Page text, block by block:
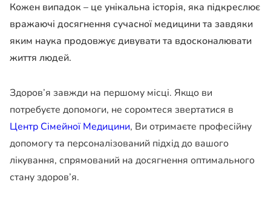
Кожен випадок – це унікальна історія, яка підкреслює
вражаючі досягнення сучасної медицини та завдяки
яким наука продовжує дивувати та вдосконалювати
життя людей.
Здоров’я завжди на першому місці. Якщо ви
потребуєте допомоги, не соромтеся звертатися в
Центр Сімейної Медицини, Ви отримаєте професійну
допомогу та персоналізований підхід до вашого
лікування, спрямований на досягнення оптимального
стану здоров’я.